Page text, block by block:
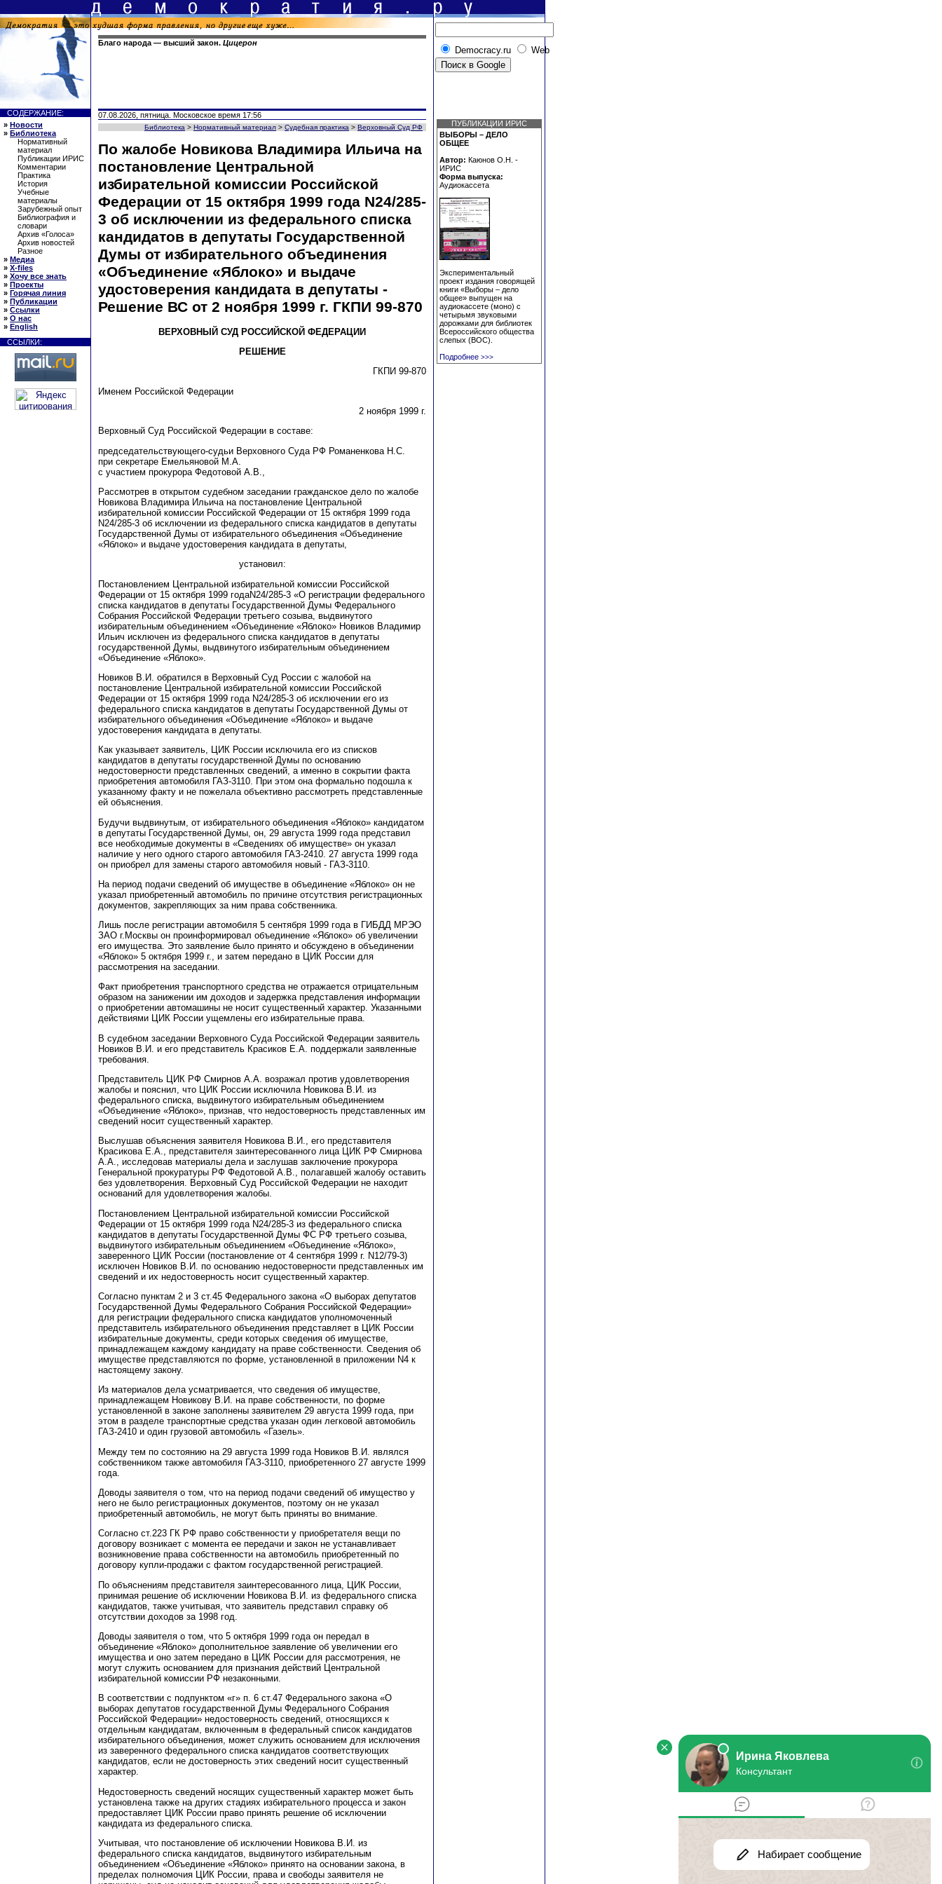
Благо народа — высший закон. Цицерон
Democracy.ru Web
СОДЕРЖАНИЕ:
» Новости
» Библиотека
Нормативный
материал
Публикации ИРИС
Комментарии
Практика
История
Учебные
материалы
Зарубежный опыт
Библиография и
словари
Архив «Голоса»
Архив новостей
Разное
» Медиа
» X-files
» Хочу все знать
» Проекты
» Горячая линия
» Публикации
» Ссылки
» О нас
» English
ССЫЛКИ:
07.08.2026, пятница. Московское время 17:56
Библиотека > Нормативный материал > Судебная практика > Верховный Суд РФ
По жалобе Новикова Владимира Ильича на
постановление Центральной
избирательной комиссии Российской
Федерации от 15 октября 1999 года N24/285-
3 об исключении из федерального списка
кандидатов в депутаты Государственной
Думы от избирательного объединения
«Объединение «Яблоко» и выдаче
удостоверения кандидата в депутаты -
Решение ВС от 2 ноября 1999 г. ГКПИ 99-870
ВЕРХОВНЫЙ СУД РОССИЙСКОЙ ФЕДЕРАЦИИ
РЕШЕНИЕ
ГКПИ 99-870
Именем Российской Федерации
2 ноября 1999 г.
Верховный Суд Российской Федерации в составе:
председательствующего-судьи Верховного Суда РФ Романенкова Н .С.
при секретаре Емельяновой М.А.
с участием прокурора Федотовой А.В
Рассмотрев в открытом судебном заседании гражданское дело по жалобе
Новикова Владимира Ильича на постановление Центральной
избирательной комиссии Российской Федерации от 15 октября 1999 года
N24/285-3 об исключении из федерального списка кандидатов в депутаты
Государственной Думы от избирательного объединения «Объединение
«Яблоко» и выдаче удостоверения кандидата в депутаты,
установил:
Постановлением Центральной избирательной комиссии Российской
Федерации от 15 октября 1999 годаN24/285-3 «О регистрации федерального
списка кандидатов в депутаты Государственной Думы Федерального
Собрания Российской Федерации третьего созыва, выдвинутого
избирательным объединением «Объединение «Яблоко» Новиков Владимир
Ильич исключен из федерального списка кандидатов в депутаты
государственной Думы, выдвинутого избирательным объединением
«Объединение «Яблоко».
Новиков В.И. обратился в Верховный Суд России с жалобой на
постановление Центральной избирательной комиссии Российской
Федерации от 15 октября 1999 года N24/285-3 об исключении его из
федерального списка кандидатов в депутаты Государственной Думы от
избирательного объединения «Объединение «Яблоко» и выдаче
удостоверения кандидата в депутаты.
Как указывает заявитель, ЦИК России исключила его из списков
кандидатов в депутаты государственной Думы по основанию
недостоверности представленных сведений, а именно в сокрытии факта
приобретения автомобиля ГАЗ-3110. При этом она формально подошла к
указанному факту и не пожелала объективно рассмотреть представленные
ей объяснения.
Будучи выдвинутым, от избирательного объединения «Яблоко» кандидатом
в депутаты Государственной Думы, он, 29 августа 1999 года представил
все необходимые документы в «Сведениях об имуществе» он указал
наличие у него одного старого автомобиля ГАЗ-2410. 27 августа 1999 года
он приобрел для замены старого автомобиля новый - ГАЗ-3110.
На период подачи сведений об имуществе в объединение «Яблоко» он не
указал приобретенный автомобиль по причине отсутствия регистрационных
документов, закрепляющих за ним права собственника.
Лишь после регистрации автомобиля 5 сентября 1999 года в ГИБДД МРЭО
ЗАО г.Москвы он проинформировал объединение «Яблоко» об увеличении
его имущества. Это заявление было принято и обсуждено в объединении
«Яблоко» 5 октября 1999 г., и затем передано в ЦИК России для
рассмотрения на заседании.
Факт приобретения транспортного средства не отражается отрицательным
образом на занижении им доходов и задержка представления информации
о приобретении автомашины не носит существенный характер. Указанными
действиями ЦИК России ущемлены его избирательные права.
В судебном заседании Верховного Суда Российской Федерации заявитель
Новиков В.И. и его представитель Красиков Е .А. поддержали заявленные
требования.
Представитель ЦИК РФ Смирнов А.А. возражал против удовлетворения
жалобы и пояснил, что ЦИК России исключила Новикова В.И. из
федерального списка, выдвинутого избирательным объединением
«Объединение «Яблоко», признав, что недостоверность представленных им
сведений носит существенный характер.
Выслушав объяснения заявителя Новикова В.И., его представителя
Красикова Е.А., представителя заинтересованного лица ЦИК РФ Смирнова
А.А., исследовав материалы дела и заслушав заключение прокурора
Генеральной прокуратуры РФ Федотовой А.В., полагавшей жалобу оставить
без удовлетворения. Верховный Суд Российской Федерации не находит
оснований для удовлетворения жалобы.
Постановлением Центральной избирательной комиссии Российской
Федерации от 15 октября 1999 года N24/285-3 из федерального списка
кандидатов в депутаты Государственной Думы ФС РФ третьего созыва,
выдвинутого избирательным объединением «Объединение «Яблоко»,
заверенного ЦИК России (постановление от 4 сентября 1999 г. N12/79-3)
исключен Новиков В.И. по основанию недостоверности представленных им
сведений и их недостоверность носит существенный характер.
Согласно пунктам 2 и 3 ст.45 Федерального закона «О выборах депутатов
Государственной Думы Федерального Собрания Российской Федерации»
для регистрации федерального списка кандидатов уполномоченный
представитель избирательного объединения представляет в ЦИК России
избирательные документы, среди которых сведения об имуществе,
принадлежащем каждому кандидату на праве собственности. Сведения об
имуществе представляются по форме, установленной в приложении N4 к
настоящему закону.
Из материалов дела усматривается, что сведения об имуществе,
принадлежащем Новикову В.И. на праве собственности, по форме
установленной в законе заполнены заявителем 29 августа 1999 года, при
этом в разделе транспортные средства указан один легковой автомобиль
ГАЗ-2410 и один грузовой автомобиль «Газель».
Между тем по состоянию на 29 августа 1999 года Новиков В.И. являлся
собственником также автомобиля ГАЗ-3110, приобретенного 27 августе 1999
года.
Доводы заявителя о том, что на период подачи сведений об имущество у
него не было регистрационных документов, поэтому он не указал
приобретенный автомобиль, не могут быть приняты во внимание.
Согласно ст.223 ГК РФ право собственности у приобретателя вещи по
договору возникает с момента ее передачи и закон не устанавливает
возникновение права собственности на автомобиль приобретенный по
договору купли-продажи с фактом государственной регистрацией.
По объяснениям представителя заинтересованного лица, ЦИК России,
принимая решение об исключении Новикова В .И. из федерального списка
кандидатов, также учитывая, что заявитель представил справку об
отсутствии доходов за 1998 год.
Доводы заявителя о том, что 5 октября 1999 года он передал в
объединение «Яблоко» дополнительное заявление об увеличении его
имущества и оно затем передано в ЦИК России для рассмотрения, не
могут служить основанием для признания действий Центральной
избирательной комиссии РФ незаконными.
В соответствии с подпунктом «г» п. 6 ст.47 Федерального закона «О
выборах депутатов государственной Думы Федерального Собрания
Российской Федерации» недостоверность сведений, относящихся к
отдельным кандидатам, включенным в федеральный список кандидатов
избирательного объединения, может служить основанием для исключения
из заверенного федерального списка кандидатов соответствующих
кандидатов, если не достоверность этих сведений носит существенный
характер.
Недостоверность сведений носящих существенный характер может быть
установлена также на других стадиях избирательного процесса и закон
предоставляет ЦИК России право принять решение об исключении
кандидата из федерального списка.
Учитывая, что постановление об исключении Новикова В.И. из
федерального списка кандидатов, выдвинутого избирательным
объединением «Объединение «Яблоко» принято на основании закона, в
пределах полномочия ЦИК России, права и свободы заявителя не
ПУБЛИКАЦИИ ИРИС
ВЫБОРЫ – ДЕЛО
ОБЩЕЕ
Автор: Каюнов О.Н. -
ИРИС
Форма выпуска:
Аудиокассета
Экспериментальный
проект издания говорящей
книги «Выборы – дело
общее» выпущен на
аудиокассете (моно) с
четырьмя звуковыми
дорожками для библиотек
Всероссийского общества
слепых (ВОС).
Подробнее >>>